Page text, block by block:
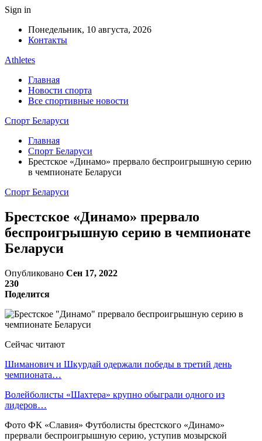
Sign in
Понедельник, 10 августа, 2026
Контакты
Athletes
Главная
Новости спорта
Все спортивные новости
Спорт Беларуси
Главная
Спорт Беларуси
Брестское «Динамо» прервало беспроигрышную серию
в чемпионате Беларуси
Спорт Беларуси
Брестское «Динамо» прервало
беспроигрышную серию в чемпионате
Беларуси
Опубликовано Сен 17, 2022
230
Поделится
Сейчас читают
Шиманович и Шкурдай одержали победы в третий день
чемпионата…
Волейболисты «Шахтера» крупно обыграли одного из
лидеров…
Фото ФК «Славия» Футболисты брестского «Динамо»
прервали беспроигрышную серию, уступив мозырской